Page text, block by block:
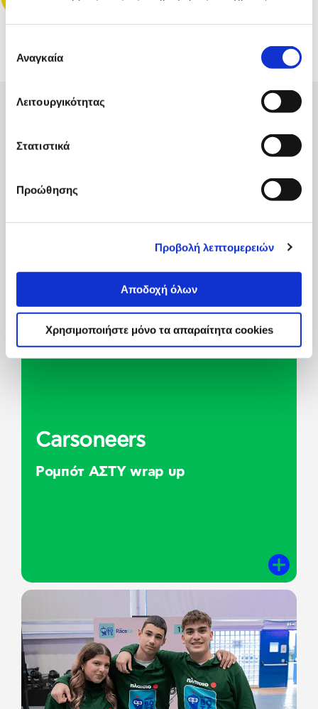
συγκατάθεσης
Αναγκαία
Λειτουργικότητας
Στατιστικά
Προώθησης
Προβολή λεπτομερειών
Αποδοχή όλων
Χρησιμοποιήστε μόνο τα απαραίτητα cookies
Ανακάλυψε τις νικητήριες
Carsoneers
Ρομπότ ΑΣΤΥ wrap up